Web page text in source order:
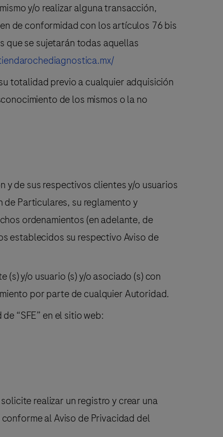
y/o realizar alguna transacción,
de conformidad con los artículos 76 bis
que se sujetarán todas aquellas
totalidad previo a cualquier adquisición
de los mismos o la no
y de sus respectivos clientes y/o usuarios
Particulares, su reglamento y
ordenamientos (en adelante, de
establecidos su respectivo Aviso de
y/o usuario (s) y/o asociado (s) con
por parte de cualquier Autoridad.
“SFE” en el sitio web:
realizar un registro y crear una
al Aviso de Privacidad del